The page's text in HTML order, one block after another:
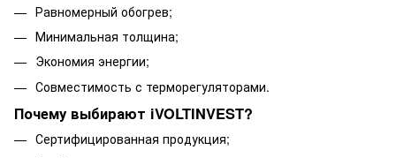
Равномерный обогрев;
Минимальная толщина;
Экономия энергии;
Совместимость с терморегуляторами.
Почему выбирают iVOLTINVEST?
Сертифицированная продукция;